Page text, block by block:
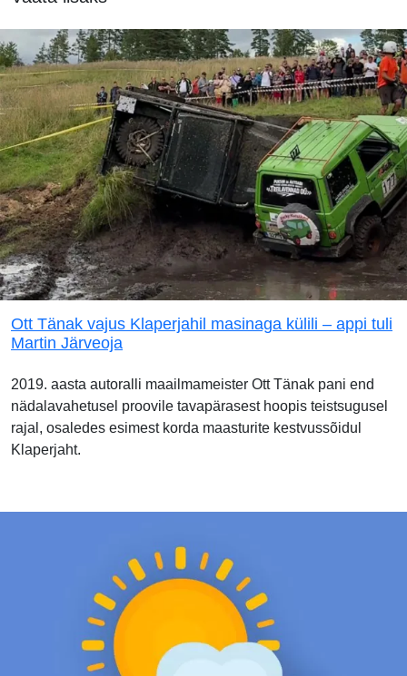
Ott Tänak vajus Klaperjahil masinaga külili – appi tuli
Martin Järveoja
2019. aasta autoralli maailmameister Ott Tänak pani end
nädalavahetusel proovile tavapärasest hoopis teistsugusel
rajal, osaledes esimest korda maasturite kestvussõidul
Klaperjaht.